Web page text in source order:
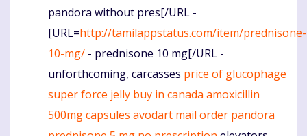
pandora without pres[/URL -
[URL=http://tamilappstatus.com/item/prednisone-
10-mg/ - prednisone 10 mg[/URL -
unforthcoming, carcasses price of glucophage
super force jelly buy in canada amoxicillin
500mg capsules avodart mail order pandora